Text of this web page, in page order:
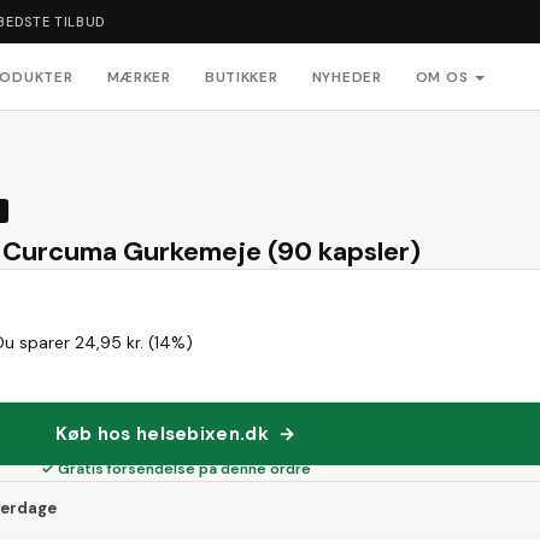
TILBUD
MÆRKER BUTIKKER NYHEDER OM OS
Gurkemeje (90 kapsler)
sparer 24,95 kr. (14%)
Køb hos helsebixen.dk →
✓ Gratis forsendelse på denne ordre